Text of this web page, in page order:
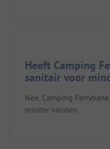
Heeft Camping
sanitair voor
Nee, Camping
minder validen.